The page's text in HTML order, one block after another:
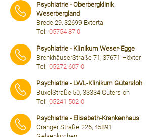
Psychiatrie - Oberbergklinik
Weserbergland
Brede 29, 32699 Extertal
Tel: 05754 87 0
Psychiatrie - Klinikum Weser-Egge
BrenkhäuserStraße 71, 37671 Höxter
Tel: 05272 607 0
Psychiatrie - LWL-Klinikum Gütersloh
BuxelStraße 50, 33334 Gütersloh
Tel: 05241 502 0
Psychiatrie - Elisabeth-Krankenhaus
Cranger Straße 226, 45891